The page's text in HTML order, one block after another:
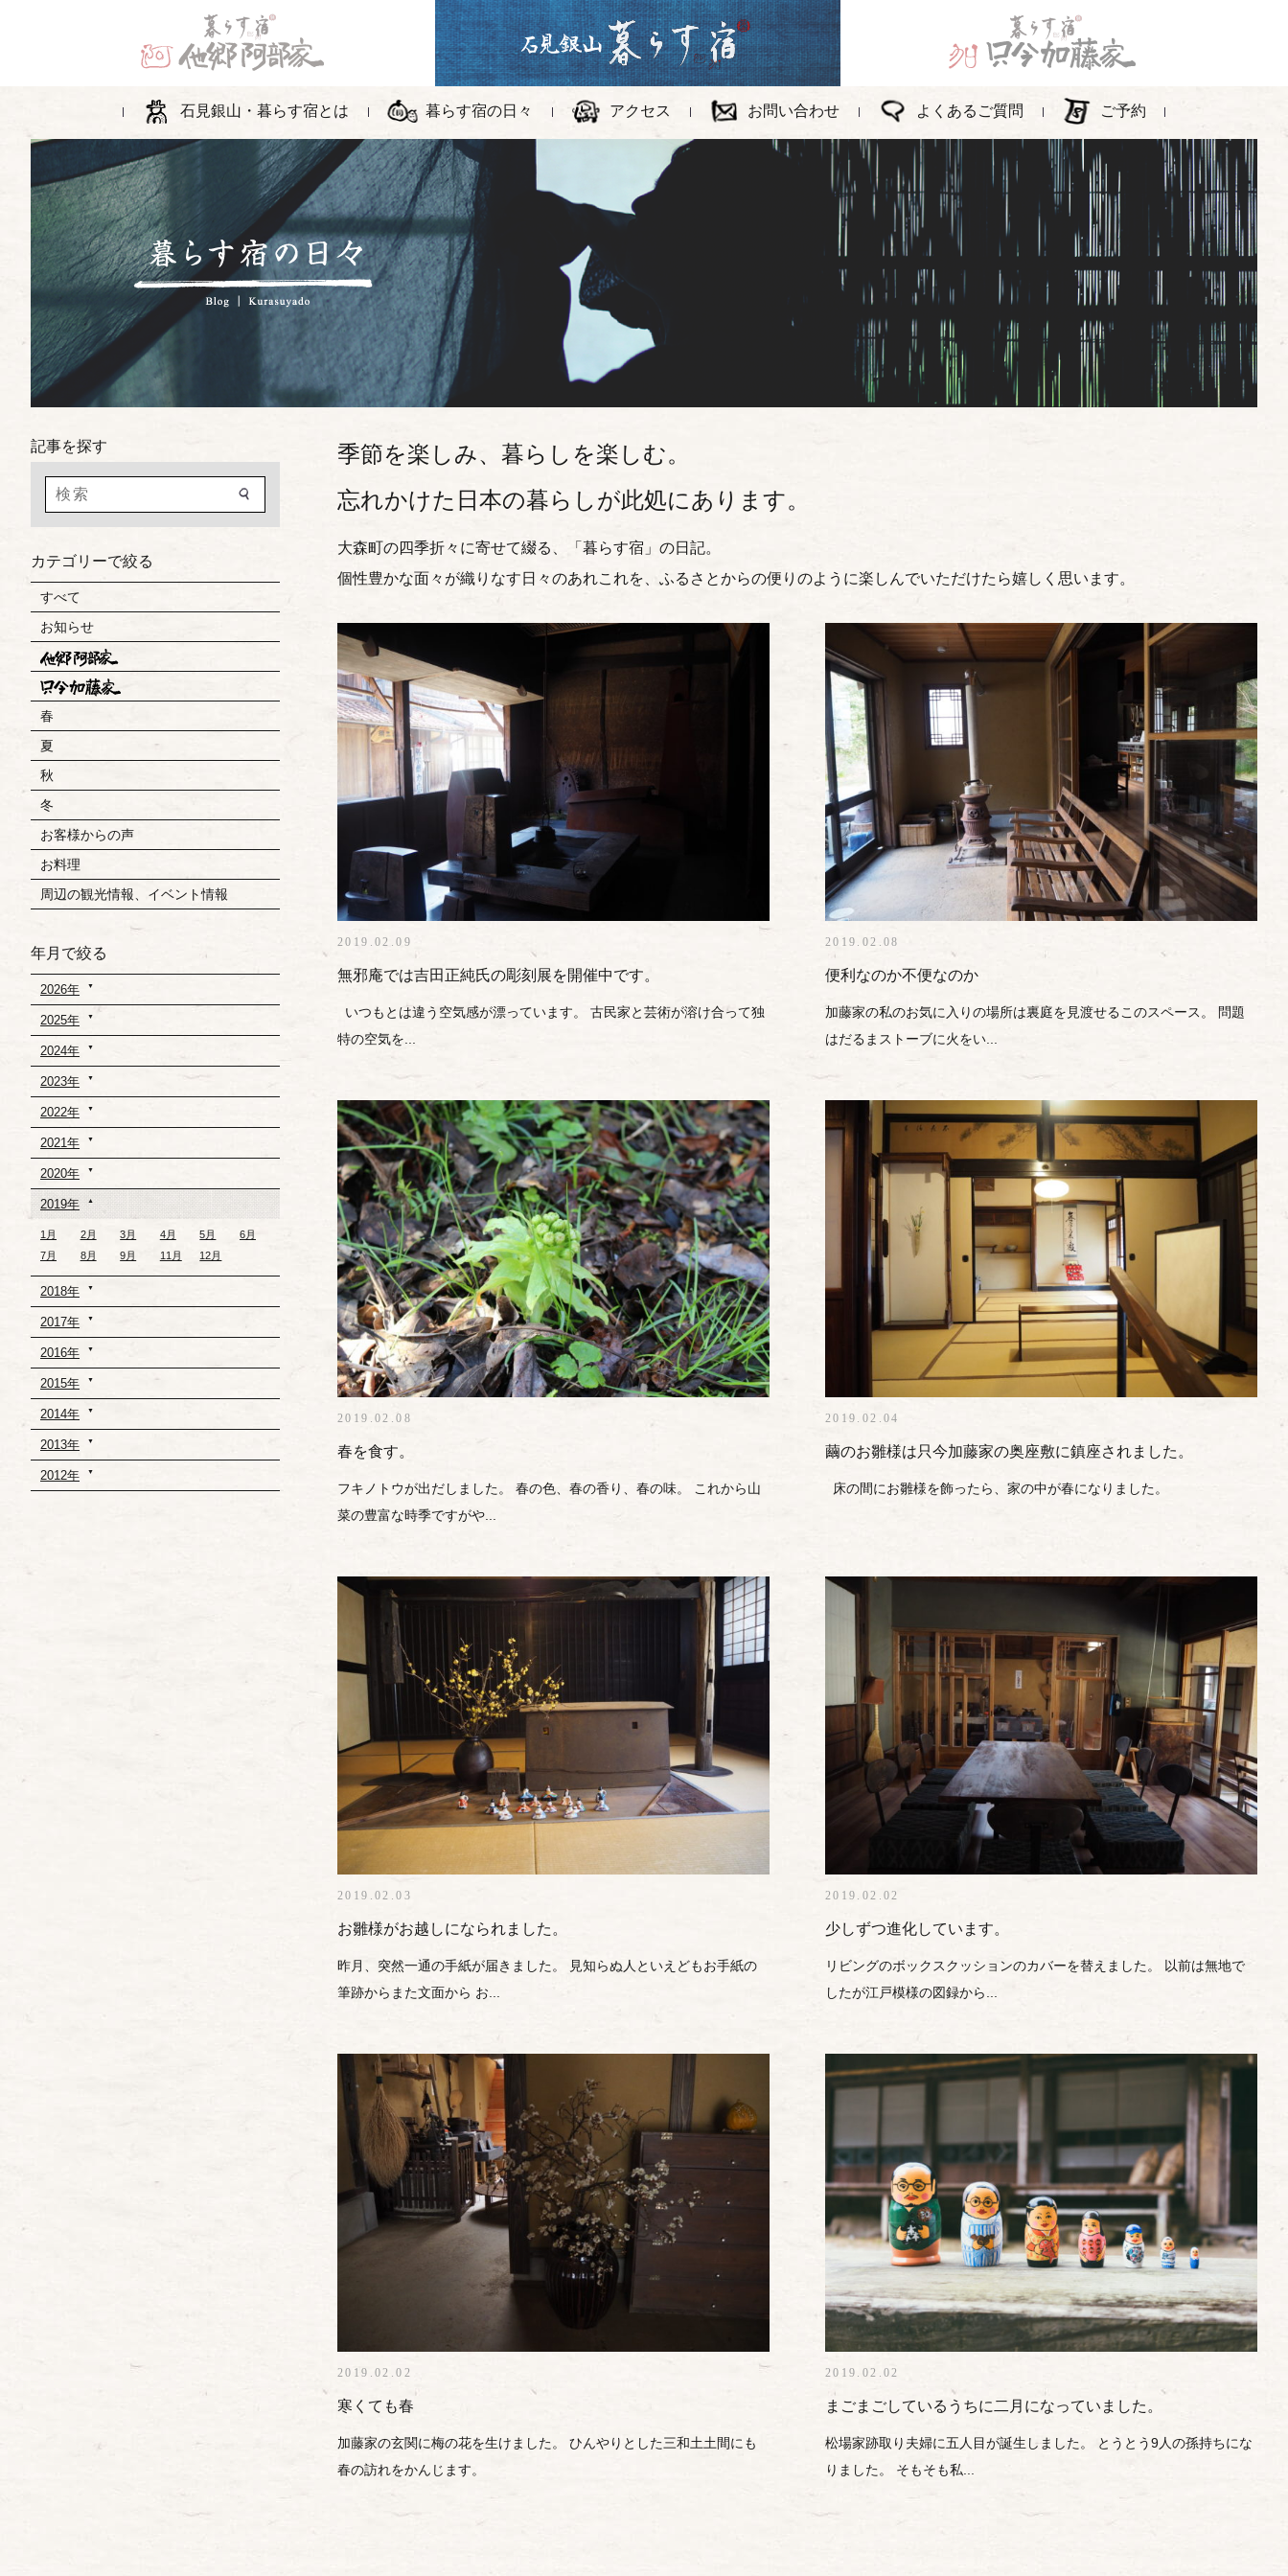
石見銀山・暮らす宿とは 暮らす宿の日々 アクセス お問い合わせ よくあるご質問 ご予約
季節を楽しみ、暮らしを楽しむ。
忘れかけた日本の暮らしが此処にあります。
大森町の四季折々に寄せて綴る、「暮らす宿」の日記。
個性豊かな面々が織りなす日々のあれこれを、ふるさとからの便りのように楽しんでいただけたら嬉しく思います。
2019.02.09
無邪庵では吉田正純氏の彫刻展を開催中です。
いつもとは違う空気感が漂っています。 古民家と芸術が溶け合って独
特の空気を...
2019.02.08
便利なのか不便なのか
加藤家の私のお気に入りの場所は裏庭を見渡せるこのスペース。 問題
はだるまストーブに火をい...
2019.02.08
春を食す。
フキノトウが出だしました。 春の色、春の香り、春の味。 これから山
菜の豊富な時季ですがや...
2019.02.04
繭のお雛様は只今加藤家の奥座敷に鎮座されました。
床の間にお雛様を飾ったら、家の中が春になりました。
2019.02.03
お雛様がお越しになられました。
昨月、突然一通の手紙が届きました。 見知らぬ人といえどもお手紙の
筆跡からまた文面から お...
2019.02.02
少しずつ進化しています。
リビングのボックスクッションのカバーを替えました。 以前は無地で
したが江戸模様の図録から...
2019.02.02
寒くても春
加藤家の玄関に梅の花を生けました。 ひんやりとした三和土土間にも
春の訪れをかんじます。
2019.02.02
まごまごしているうちに二月になっていました。
松場家跡取り夫婦に五人目が誕生しました。 とうとう9人の孫持ちにな
りました。 そもそも私...
記事を探す
カテゴリーで絞る
すべて
お知らせ
春
夏
秋
冬
お客様からの声
お料理
周辺の観光情報、イベント情報
年月で絞る
2026年
2025年
2024年
2023年
2022年
2021年
2020年
2019年
1月 2月 3月 4月 5月
6月
7月
8月 9月 11月 12月
2018年
2017年
2016年
2015年
2014年
2013年
2012年